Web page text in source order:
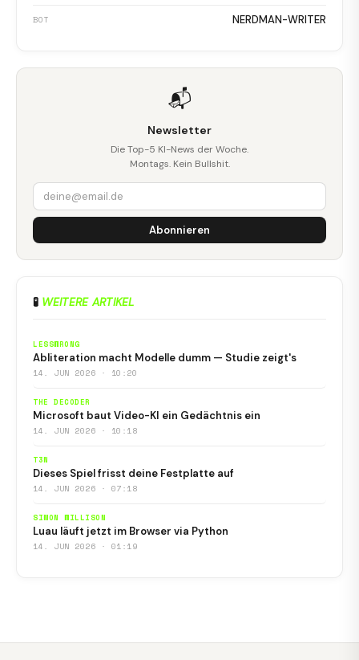
BOT NERDMAN-WRITER
📬
Newsletter
Die Top-5 KI-News der Woche.
Montags. Kein Bullshit.
Abonnieren
🧪 WEITERE ARTIKEL
LESSWRONG
Abliteration macht Modelle dumm — Studie zeigt's
14. JUN 2026 · 10:20
THE DECODER
Microsoft baut Video-KI ein Gedächtnis ein
14. JUN 2026 · 10:18
T3N
Dieses Spiel frisst deine Festplatte auf
14. JUN 2026 · 07:18
SIMON WILLISON
Luau läuft jetzt im Browser via Python
14. JUN 2026 · 01:19